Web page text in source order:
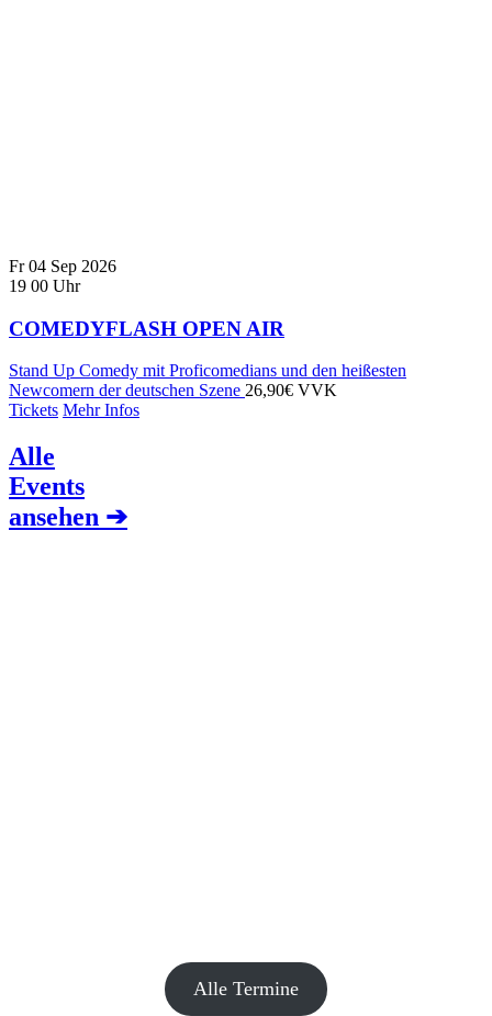
Fr 04 Sep 2026
19 00 Uhr
COMEDYFLASH OPEN AIR
Stand Up Comedy mit Proficomedians und den heißesten
Newcomern der deutschen Szene 26,90€ VVK
Tickets Mehr Infos
Alle
Events
ansehen ➔
Alle Termine